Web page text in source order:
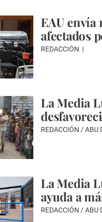
EAU envía
afectados
REDACCIÓN
La Media
REDACCIÓN / ABU
La Media
ayuda a
REDACCIÓN / ABU